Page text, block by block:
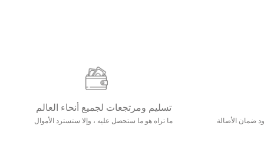
25000+ خلق وجود ضمان الأصالة
تسليم ومرتجعات لجميع أنحاء العالم
ما تراه هو ما ستحصل عليه ، وإلا ستسترد الأموال